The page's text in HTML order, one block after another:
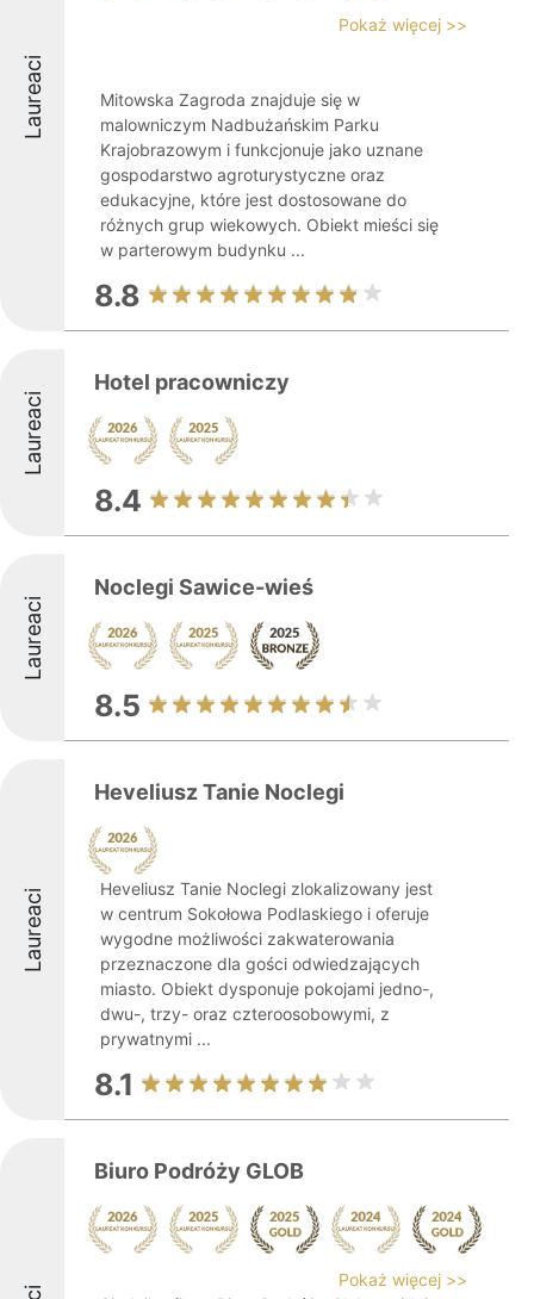
Laureaci
Pokaż więcej >>
Mitowska Zagroda znajduje się w
malowniczym Nadbużańskim Parku
Krajobrazowym i funkcjonuje jako uznane
gospodarstwo agroturystyczne oraz
edukacyjne, które jest dostosowane do
różnych grup wiekowych. Obiekt mieści się
w parterowym budynku ...
8.8
Laureaci
Hotel pracowniczy
8.4
Laureaci
Noclegi Sawice-wieś
8.5
Laureaci
Heveliusz Tanie Noclegi
Heveliusz Tanie Noclegi zlokalizowany jest
w centrum Sokołowa Podlaskiego i oferuje
wygodne możliwości zakwaterowania
przeznaczone dla gości odwiedzających
miasto. Obiekt dysponuje pokojami jedno-,
dwu-, trzy- oraz czteroosobowymi, z
prywatnymi ...
8.1
Biuro Podróży GLOB
Pokaż więcej >>